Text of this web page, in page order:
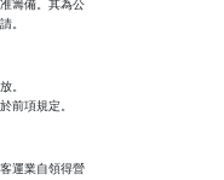
籌備。其為公
。
。
前項規定。
運業自領得營